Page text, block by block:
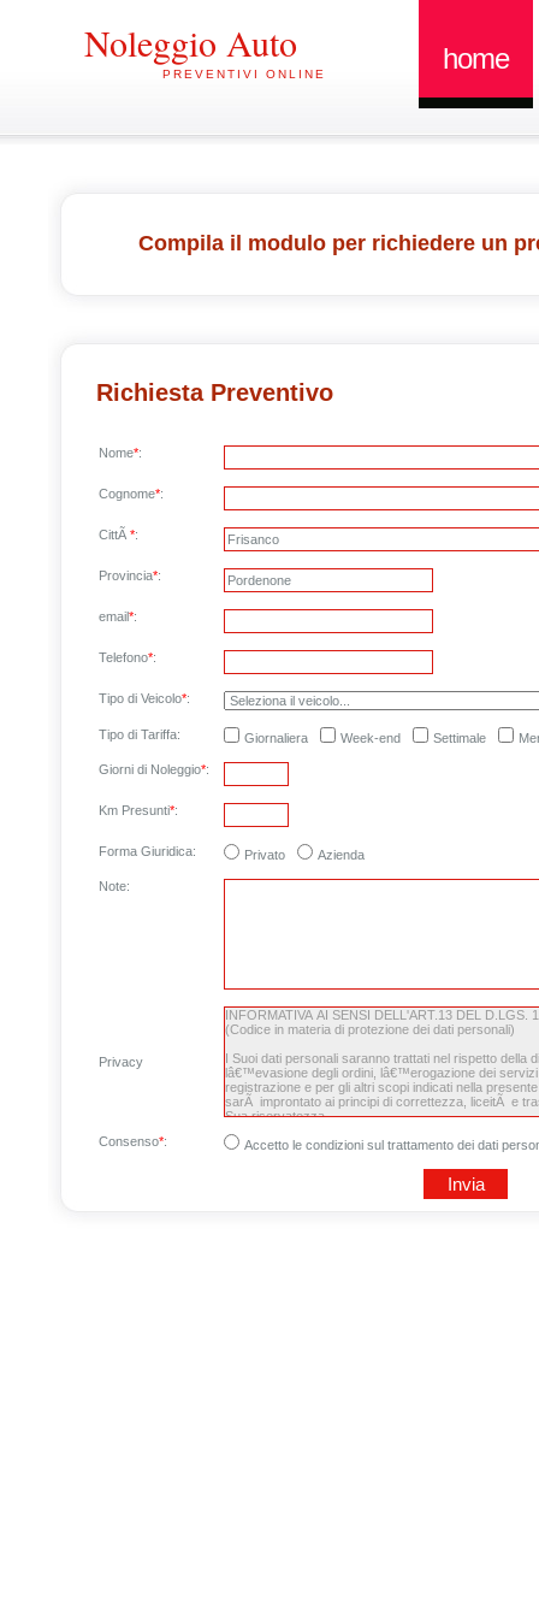
Noleggio Auto
PREVENTIVI ONLINE home
Compila il modulo per richiedere un
Richiesta Preventivo
Nome*:
Cognome*:
CittÃ *:
Provincia*:
email*:
Telefono*:
Tipo di Veicolo*:
Tipo di Tariffa: Giornaliera Week-end Settimale
Giorni di Noleggio*:
Km Presunti*:
Forma Giuridica: Privato Azienda
Note:
Privacy
Consenso*: Accetto le condizioni sul trattamento dei dati